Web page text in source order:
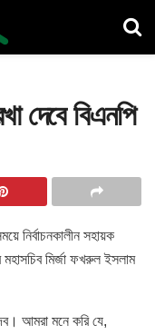
দেবে বিএনপি
নির্বাচনকালীন সহায়ক
মির্জা ফখরুল ইসলাম
আমরা মনে করি যে,